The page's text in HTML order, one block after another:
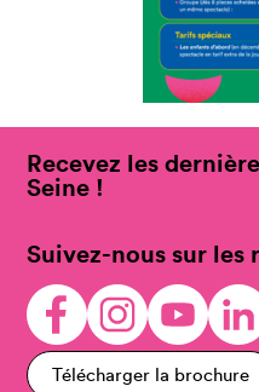
Recevez les
Seine !
Suivez-nous sur les
Télécharger la brochure